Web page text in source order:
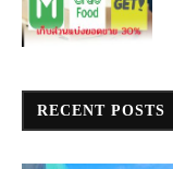
RECENT POSTS